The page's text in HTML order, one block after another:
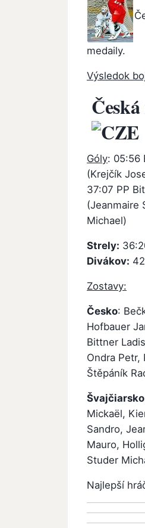
medaily.
Výsledok
Góly: 05:56
(Krejčík
37:07 PP
(Jeanmaire
Michael)
Strely:
Divákov:
Zostavy:
Česko:
Hofbauer
Bittner
Ondra Petr,
Štěpáník
Mickaël,
Sandro,
Mauro,
Studer
Najlepší